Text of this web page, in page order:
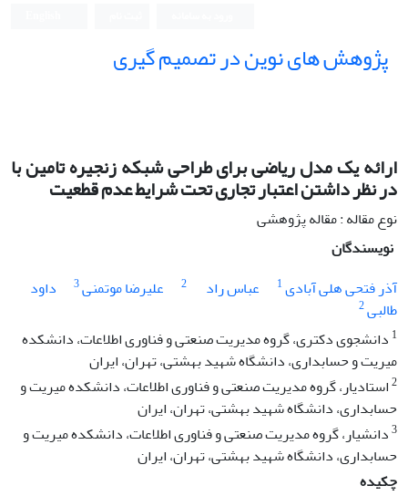
پژوهش های نوین در تصمیم گیری
ارائه یک مدل ریاضی برای طراحی شبکه زنجیره تامین با
در نظر داشتن اعتبار تجاری تحت شرایط عدم قطعیت
نوع مقاله : مقاله پژوهشی
نویسندگان
آذر فتحی هلی آبادی1 عباس راد 2 علیرضا موتمنی3
داود
طالبی2
1 دانشجوی دکتری، گروه مدیریت صنعتی و فناوری اطلاعات، دانشکده
میریت و حسابداری، دانشگاه شهید بهشتی، تهران، ایران
2استادیار، گروه مدیریت صنعتی و فناوری اطلاعات، دانشکده میریت و
حسابداری، دانشگاه شهید بهشتی، تهران، ایران
3دانشیار، گروه مدیریت صنعتی و فناوری اطلاعات، دانشکده میریت و
حسابداری، دانشگاه شهید بهشتی، تهران، ایران
چکیده